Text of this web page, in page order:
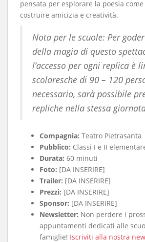
pensata per esplorare la poesia
costruire amicizia e creatività.
Nota per le scuole: Per
della magia di questo
l’accesso per ogni replica è
scolaresche di 90 – 120
necessario, sarà possibile
repliche nella stessa
Compagnia: Teatro Pietrasanta
Pubblico: Classi I e II
Durata: 60 minuti
Foto: [DA INSERIRE]
Trailer: [DA INSERIRE]
Prezzi: [DA INSERIRE]
Sponsor: [DA INSERIRE]
Newsletter: Non perdere i
appuntamenti dedicati alle
famiglie! Iscriviti alla nostra